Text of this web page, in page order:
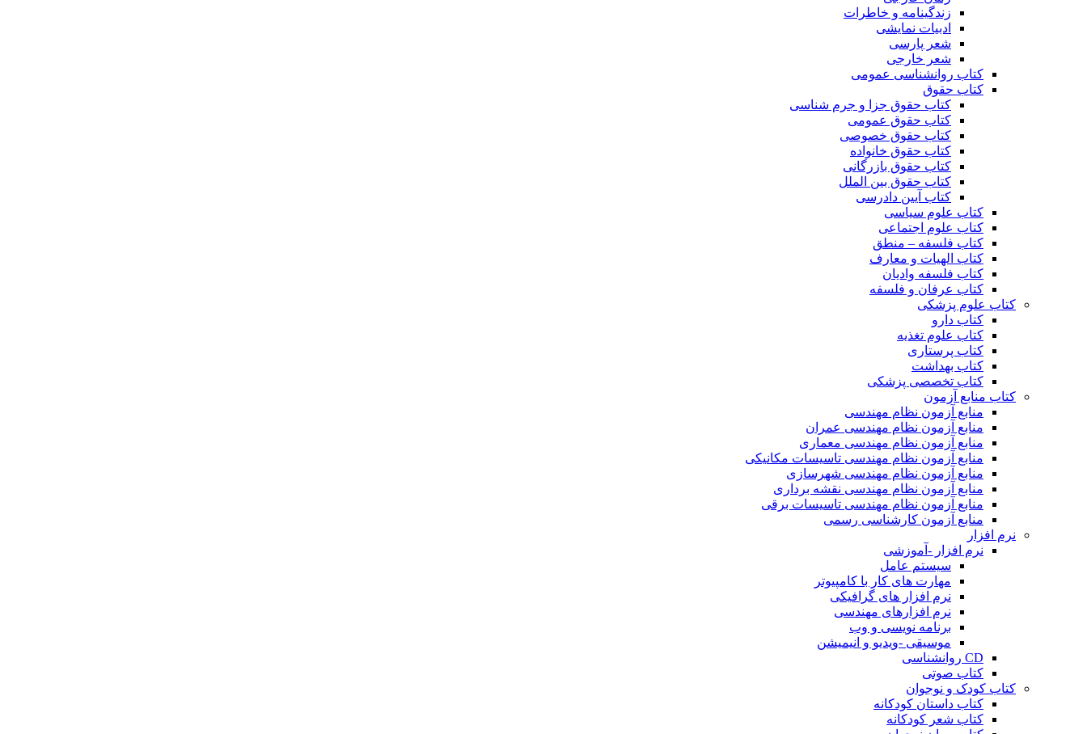
زندگینامه و خاطرات
ادبیات نمایشی
شعر پارسی
شعر خارجی
کتاب روانشناسی عمومی
کتاب حقوق
کتاب حقوق جزا و جرم شناسی
کتاب حقوق عمومی
کتاب حقوق خصوصی
کتاب حقوق خانواده
کتاب حقوق بازرگانی
کتاب حقوق بین الملل
کتاب آیین دادرسی
کتاب علوم سیاسی
کتاب علوم اجتماعی
کتاب فلسفه – منطق
کتاب الهیات و معارف
کتاب فلسفه وادیان
کتاب عرفان و فلسفه
کتاب علوم پزشکی
کتاب دارو
کتاب علوم تغذیه
کتاب پرستاری
کتاب بهداشت
کتاب تخصصی پزشکی
کتاب منابع آزمون
منابع آزمون نظام مهندسی
منابع آزمون نظام مهندسی عمران
منابع آزمون نظام مهندسی معماری
منابع آزمون نظام مهندسی تاسیسات مکانیکی
منابع آزمون نظام مهندسی شهرسازی
منابع آزمون نظام مهندسی نقشه برداری
منابع آزمون نظام مهندسی تاسیسات برقی
منابع آزمون کارشناسی رسمی
نرم افزار
نرم افزار -آموزشی
سیستم عامل
مهارت های کار با کامپیوتر
نرم افزار های گرافیکی
نرم افزارهای مهندسی
برنامه نویسی و وب
موسیقی -ویدیو و انیمیشن
CD روانشناسی
کتاب صوتی
کتاب کودک و نوجوان
کتاب داستان کودکانه
کتاب شعر کودکانه